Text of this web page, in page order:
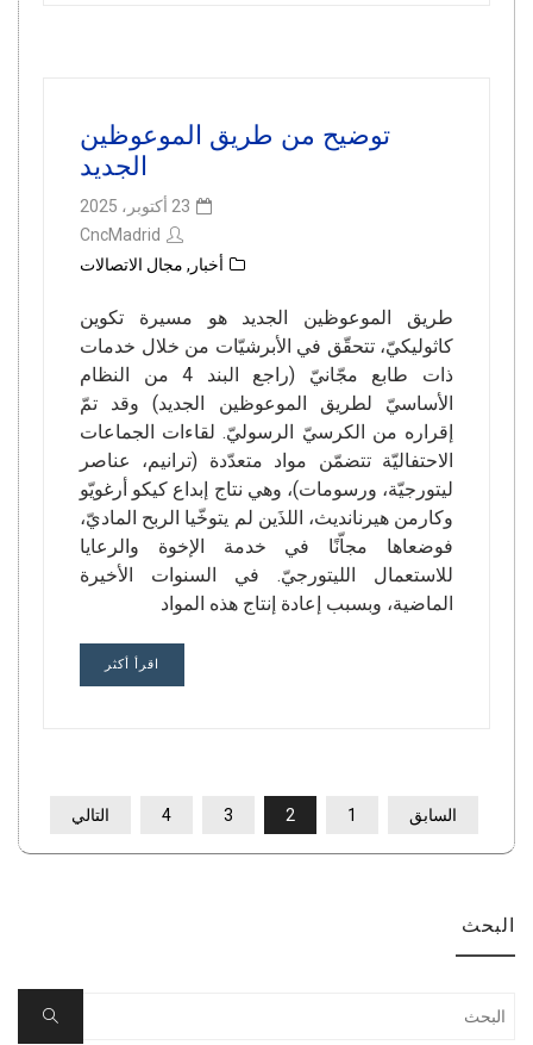
توضيح من طريق الموعوظين
الجديد
23 أكتوبر، 2025
CncMadrid
أخبار , مجال الاتصالات
طريق الموعوظين الجديد هو مسيرة تكوين
كاثوليكيّ، تتحقّق في الأبرشيّات من خلال خدمات
ذات طابع مجّانيّ (راجع البند 4 من النظام
الأساسيّ لطريق الموعوظين الجديد) وقد تمّ
إقراره من الكرسيّ الرسوليّ. لقاءات الجماعات
الاحتفاليّة تتضمّن مواد متعدّدة (ترانيم، عناصر
ليتورجيّة، ورسومات)، وهي نتاج إبداع كيكو أرغويّو
وكارمن هيرنانديث، اللذَين لم يتوخّيا الربح الماديّ،
فوضعاها مجاّنًا في خدمة الإخوة والرعايا
للاستعمال الليتورجيّ. في السنوات الأخيرة
الماضية، وبسبب إعادة إنتاج هذه المواد
اقرأ أكثر
تعدد
صفحات
السابق 1
2
3
4 التالي
البحث
Search
Search